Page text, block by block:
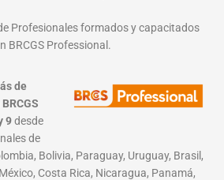
Profesionales formados y capacitados
BRCGS Professional.
de
BRCGS
9desde
de
Bolivia, Paraguay, Uruguay, Brasil,
Costa Rica, Nicaragua, Panamá,